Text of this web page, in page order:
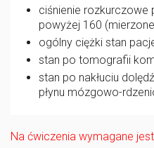
ciśnienie rozkurczowe
powyżej 160
ogólny ciężki stan
stan po tomografii
stan po nakłuciu
płynu mózgowo-
Na ćwiczenia wymagane